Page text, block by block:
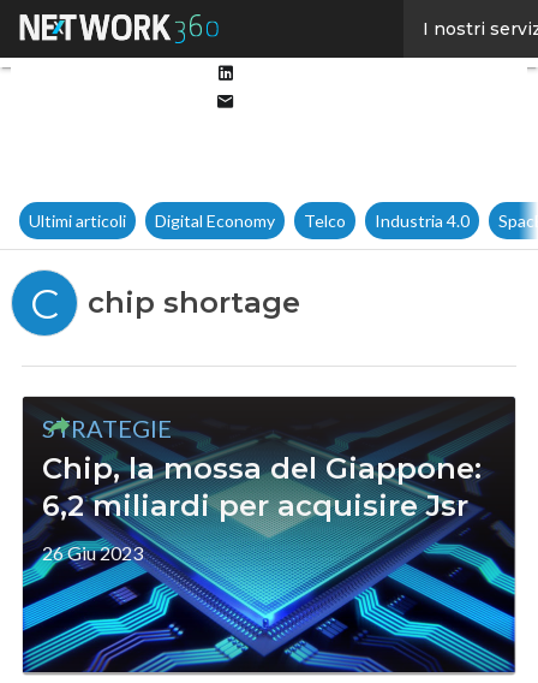
I nostri
Ultimi articoli Digital Economy Telco Industria 4.0
C chip shortage
STRATEGIE
Chip, la mossa del Giappone:
6,2 miliardi per acquisire Jsr
26 Giu 2023